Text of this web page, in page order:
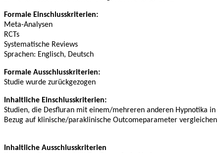
Formale Einschlusskriterien:
Meta-Analysen
RCTs
Systematische Reviews
Sprachen: Englisch, Deutsch
Formale Ausschlusskriterien:
Studie wurde zurückgezogen
Inhaltliche Einschlusskriterien:
Studien, die Desfluran mit einem/mehreren anderen Hypnotika in
Bezug auf klinische/paraklinische Outcomeparameter vergleichen
Inhaltliche Ausschlusskriterien